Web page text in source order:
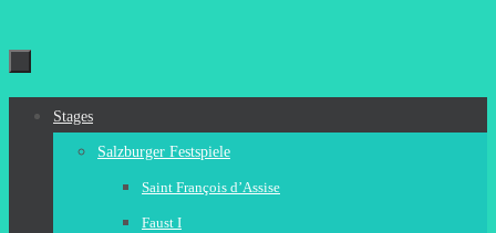
Zum
Stages
Salzburger Festspiele
Saint François d’Assise
Faust I